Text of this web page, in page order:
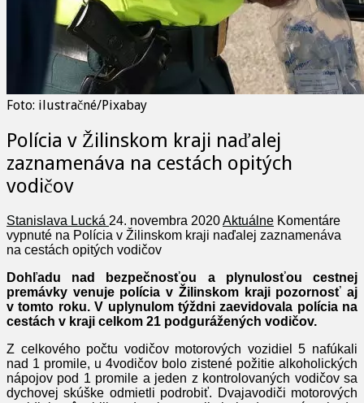
Foto: ilustračné/Pixabay
Polícia v Žilinskom kraji naďalej
zaznamenáva na cestách opitých
vodičov
Stanislava Lucká 24. novembra 2020Aktuálne Komentáre
vypnuté na Polícia v Žilinskom kraji naďalej zaznamenáva
na cestách opitých vodičov
Dohľadu nad bezpečnosťou a plynulosťou cestnej
premávky venuje polícia v Žilinskom kraji pozornosť aj
v tomto roku. V uplynulom týždni zaevidovala polícia na
cestách v kraji celkom 21 podgurážených vodičov.
Z celkového počtu vodičov motorových vozidiel 5 nafúkali
nad 1 promile, u 4vodičov bolo zistené požitie alkoholických
nápojov pod 1 promile a jeden z kontrolovaných vodičov sa
dychovej skúške odmietli podrobiť. Dvajavodiči motorových